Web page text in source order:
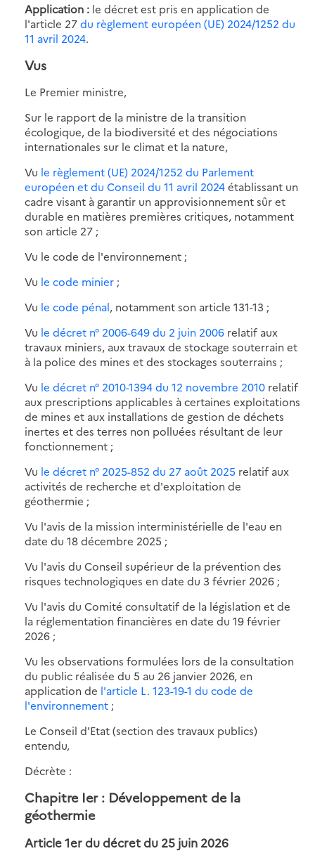
Application : le décret est pris en application de
l'article 27du règlement européen (UE) 2024/1252 du
11 avril 2024.
Vus
Le Premier ministre,
Sur le rapport de la ministre de la transition
écologique, de la biodiversité et des négociations
internationales sur le climat et la nature,
Vu le règlement (UE) 2024/1252 du Parlement
européen et du Conseil du 11 avril 2024établissant un
cadre visant à garantir un approvisionnement sûr et
durable en matières premières critiques, notamment
son article 27 ;
Vu le code de l'environnement ;
Vu le code minier ;
Vu le code pénal, notamment son article 131-13 ;
Vu le décret n° 2006-649 du 2 juin 2006 relatif aux
travaux miniers, aux travaux de stockage souterrain et
à la police des mines et des stockages souterrains ;
Vu le décret n° 2010-1394 du 12 novembre 2010 relatif
aux prescriptions applicables à certaines exploitations
de mines et aux installations de gestion de déchets
inertes et des terres non polluées résultant de leur
fonctionnement ;
Vu le décret n° 2025-852 du 27 août 2025 relatif aux
activités de recherche et d'exploitation de
géothermie ;
Vu l'avis de la mission interministérielle de l'eau en
date du 18 décembre 2025 ;
Vu l'avis du Conseil supérieur de la prévention des
risques technologiques en date du 3 février 2026 ;
Vu l'avis du Comité consultatif de la législation et de
la réglementation financières en date du 19 février
2026 ;
Vu les observations formulées lors de la consultation
du public réalisée du 5 au 26 janvier 2026, en
application de l'article L. 123-19-1 du code de
l'environnement ;
Le Conseil d'Etat (section des travaux publics)
entendu,
Décrète :
Chapitre Ier : Développement de la
géothermie
Article 1er du décret du 25 juin 2026